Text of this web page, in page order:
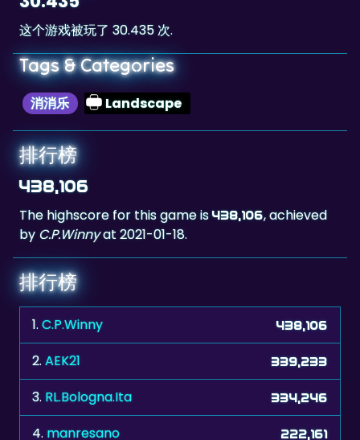
Tags & Categories
消消乐 Landscape
排行榜
438,106
The highscore for this game is
byC.P.Winny
排行榜
1.C.P.Winny
2.AEK21 339,233
3. RL.Bologna.Ita 334,246
4.manresano 222,161
5. Mindae25 201,895